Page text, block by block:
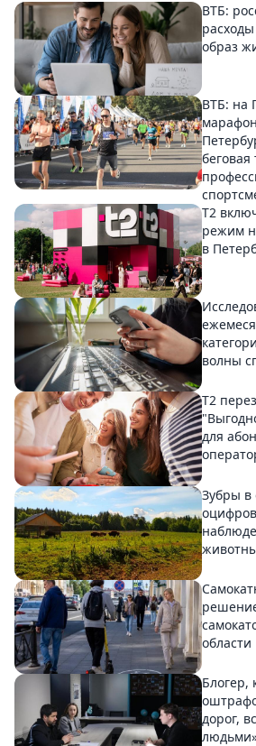
ВТБ:
образ
ВТБ: на
беговая
Т2
режим
в
волны
Т2
для
Зубры в
области
Блогер,
дорог,